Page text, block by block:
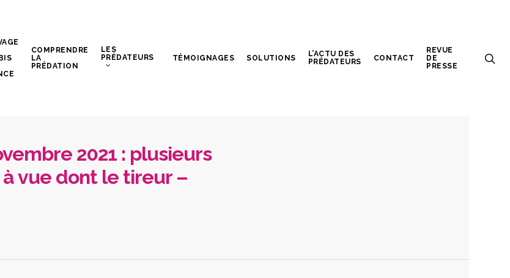
COMPRENDRE
LA
PRÉDATION
LES
PRÉDATEURS
TÉMOIGNAGES SOLUTIONS
L’ACTU DES
PRÉDATEURS
CONTACT
REVUE
DE
PRESSE
2021 : plusieurs
vue dont le tireur –